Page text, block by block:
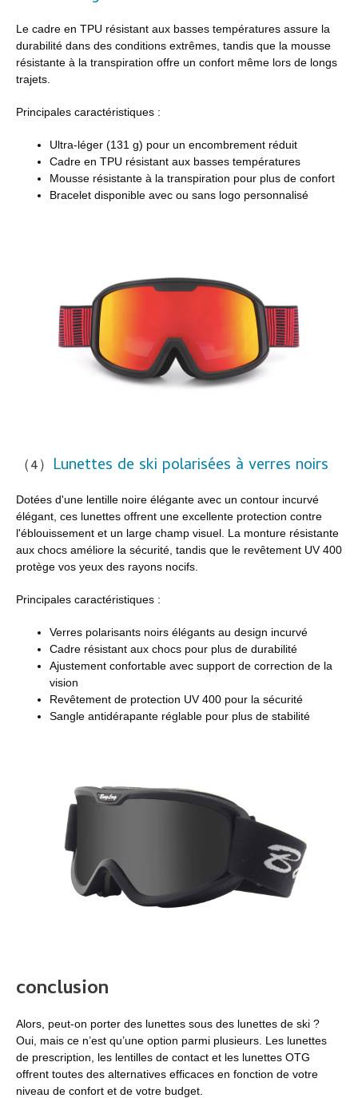
Le cadre en TPU résistant aux basses températures assure la
durabilité dans des conditions extrêmes, tandis que la mousse
résistante à la transpiration offre un confort même lors de longs
trajets.
Principales caractéristiques :
Ultra-léger (131 g) pour un encombrement réduit
Cadre en TPU résistant aux basses températures
Mousse résistante à la transpiration pour plus de confort
Bracelet disponible avec ou sans logo personnalisé
（4） Lunettes de ski polarisées à verres noirs
Dotées d'une lentille noire élégante avec un contour incurvé
élégant, ces lunettes offrent une excellente protection contre
l'éblouissement et un large champ visuel. La monture résistante
aux chocs améliore la sécurité, tandis que le revêtement UV 400
protège vos yeux des rayons nocifs.
Principales caractéristiques :
Verres polarisants noirs élégants au design incurvé
Cadre résistant aux chocs pour plus de durabilité
Ajustement confortable avec support de correction de la
vision
Revêtement de protection UV 400 pour la sécurité
Sangle antidérapante réglable pour plus de stabilité
conclusion
Alors, peut-on porter des lunettes sous des lunettes de ski ?
Oui, mais ce n’est qu’une option parmi plusieurs. Les lunettes
de prescription, les lentilles de contact et les lunettes OTG
offrent toutes des alternatives efficaces en fonction de votre
niveau de confort et de votre budget.